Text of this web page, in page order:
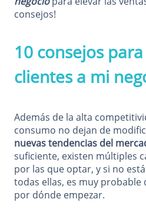
consejos!
10 consejos
clientes a mi
Además de la alta
consumo no dejan de
nuevas tendencias del
suficiente, existen múltiples
por las que optar, y si no
todas ellas, es muy probable
por dónde empezar.